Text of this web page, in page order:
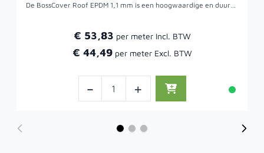
De BossCover Roof EPDM 1,1 mm is een hoogwaardige en duurzame dakfolie voor platte en licht hellende daken. Met een breedte van 3050 mm biedt dit flexibele EPDM-folie uitstekende weerstand tegen UV, ozon en temperatuurschommelingen en jarenlang betrouwbare en waterdichte bescherming. Eenvoudig te verwerken en op maat te snijden.
€ 53,83
€ 44,49
- +